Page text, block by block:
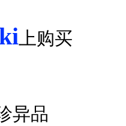
上购买
异品